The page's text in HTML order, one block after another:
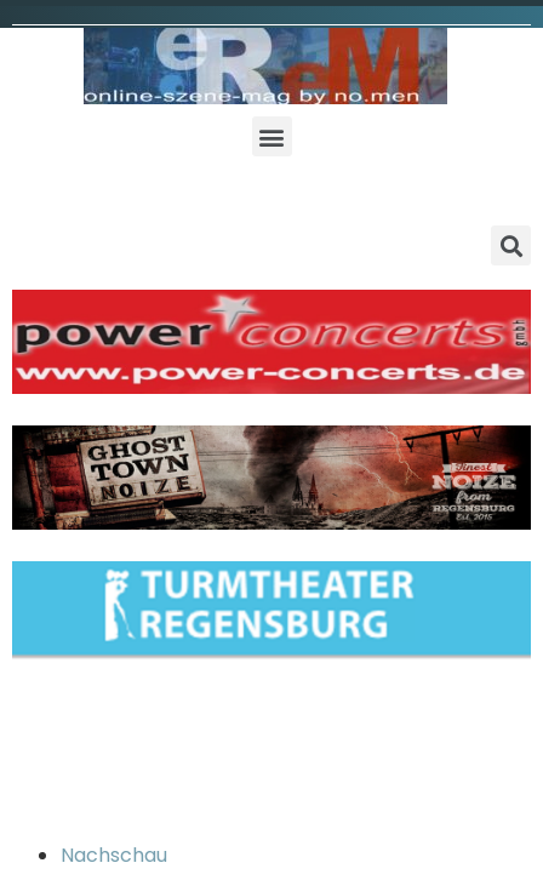
Nachschau